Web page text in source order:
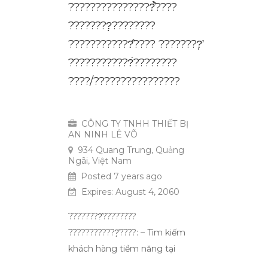
????????????????̂̉????
????????̣????????
????????????̂???? ????????̛̣
????????????́????????
????/????????????????
CÔNG TY TNHH THIẾT BỊ
AN NINH LÊ VÕ
934 Quang Trung, Quảng
Ngãi, Việt Nam
Posted 7 years ago
Expires: August 4, 2060
????????̂????????
????????????̣̂????: – Tìm kiếm
khách hàng tiềm năng tại